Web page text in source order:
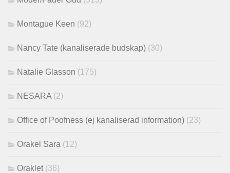
Montague Keen (92)
Nancy Tate (kanaliserade budskap) (30)
Natalie Glasson (175)
NESARA (2)
Office of Poofness (ej kanaliserad information) (23)
Orakel Sara (12)
Oraklet (36)